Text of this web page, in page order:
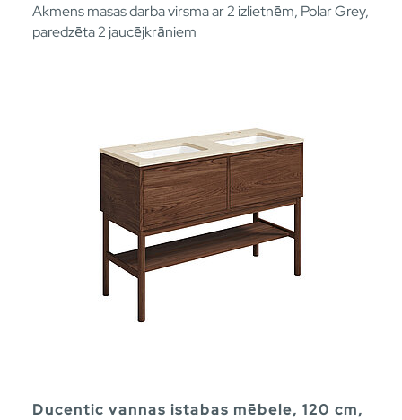
Akmens masas darba virsma ar 2 izlietnēm, Polar Grey,
paredzēta 2 jaucējkrāniem
Ducentic vannas istabas mēbele, 120 cm,